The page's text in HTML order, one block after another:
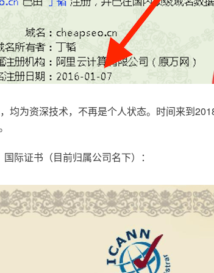
均为资深技术，不再是个人状态。时间来到
际证书（目前归属公司名下）：